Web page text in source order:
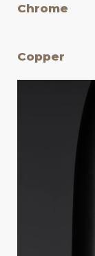
Chrome
Copper